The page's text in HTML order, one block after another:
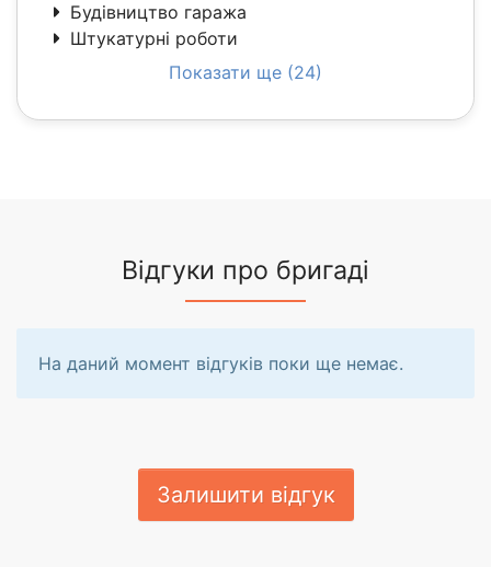
Будівництво гаража
Штукатурні роботи
Показати ще (24)
Відгуки про бригаді
На даний момент відгуків поки ще немає.
Залишити відгук